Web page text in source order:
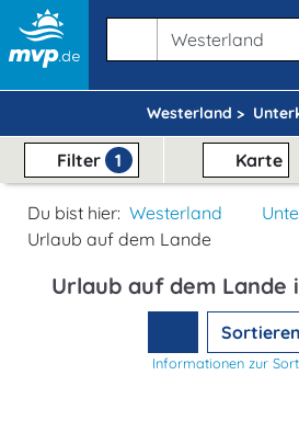
Westerland >
Filter 1 Karte
Du bist hier: Westerland
Urlaub auf dem Lande
Urlaub auf dem Lande
Sortieren
Informationen zur